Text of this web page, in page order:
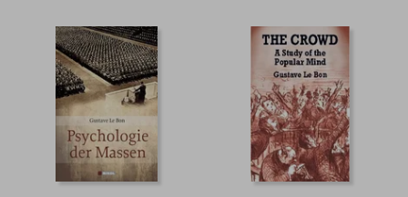
5%
dcto. 13,59 €
5%
dcto.